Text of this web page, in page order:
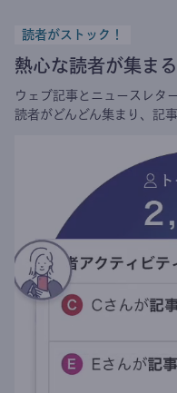
読者がストック！
熱心な読者が集まる
ウェブ記事とニュースレタ
読者がどんどん集まり、記